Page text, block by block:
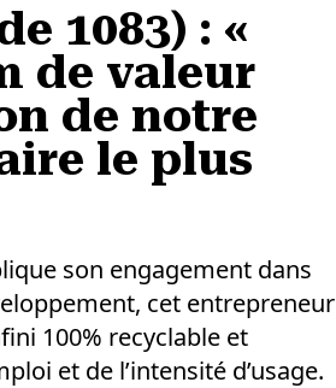
1083) : «
de valeur
de notre
le plus
son engagement dans
cet entrepreneur
100% recyclable et
et de l’intensité d’usage.